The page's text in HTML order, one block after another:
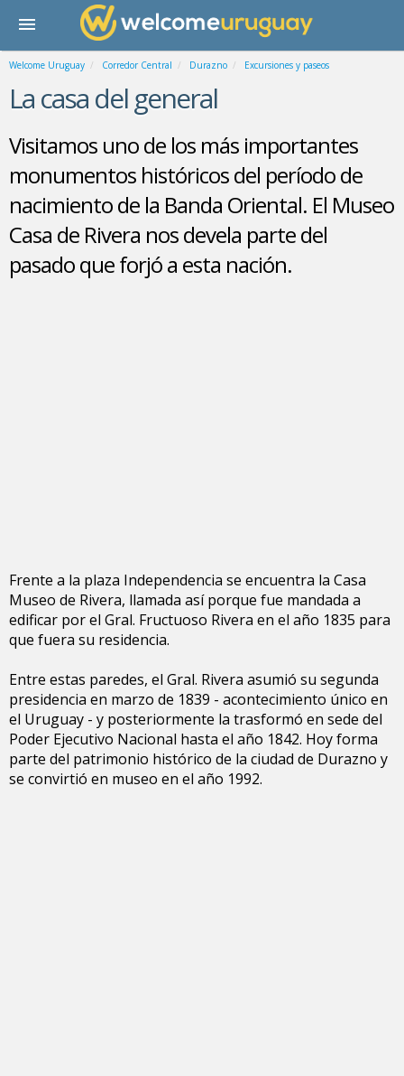
Welcome Uruguay Corredor Central Durazno Excursiones y paseos
La casa del general
Visitamos uno de los más importantes
monumentos históricos del período de
nacimiento de la Banda Oriental. El Museo
Casa de Rivera nos devela parte del
pasado que forjó a esta nación.
Frente a la plaza Independencia se encuentra la Casa
Museo de Rivera, llamada así porque fue mandada a
edificar por el Gral. Fructuoso Rivera en el año 1835 para
que fuera su residencia.
Entre estas paredes, el Gral. Rivera asumió su segunda
presidencia en marzo de 1839 - acontecimiento único en
el Uruguay - y posteriormente la trasformó en sede del
Poder Ejecutivo Nacional hasta el año 1842. Hoy forma
parte del patrimonio histórico de la ciudad de Durazno y
se convirtió en museo en el año 1992.